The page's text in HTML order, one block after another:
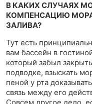
В КАКИХ СЛУЧАЯХ
КОМПЕНСАЦИЮ
ЗАЛИВА?
Тут есть
вам бассейн в
который забыл
подводке, взыскать
пеной у рта
связь между его